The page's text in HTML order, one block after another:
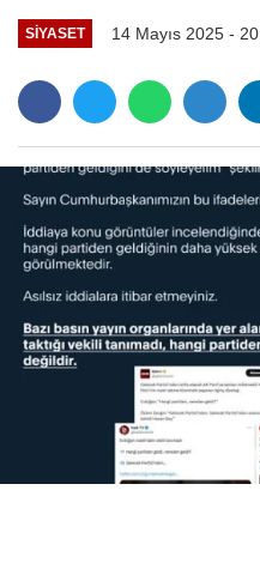
SIYASET 14 Mayıs 2025 -